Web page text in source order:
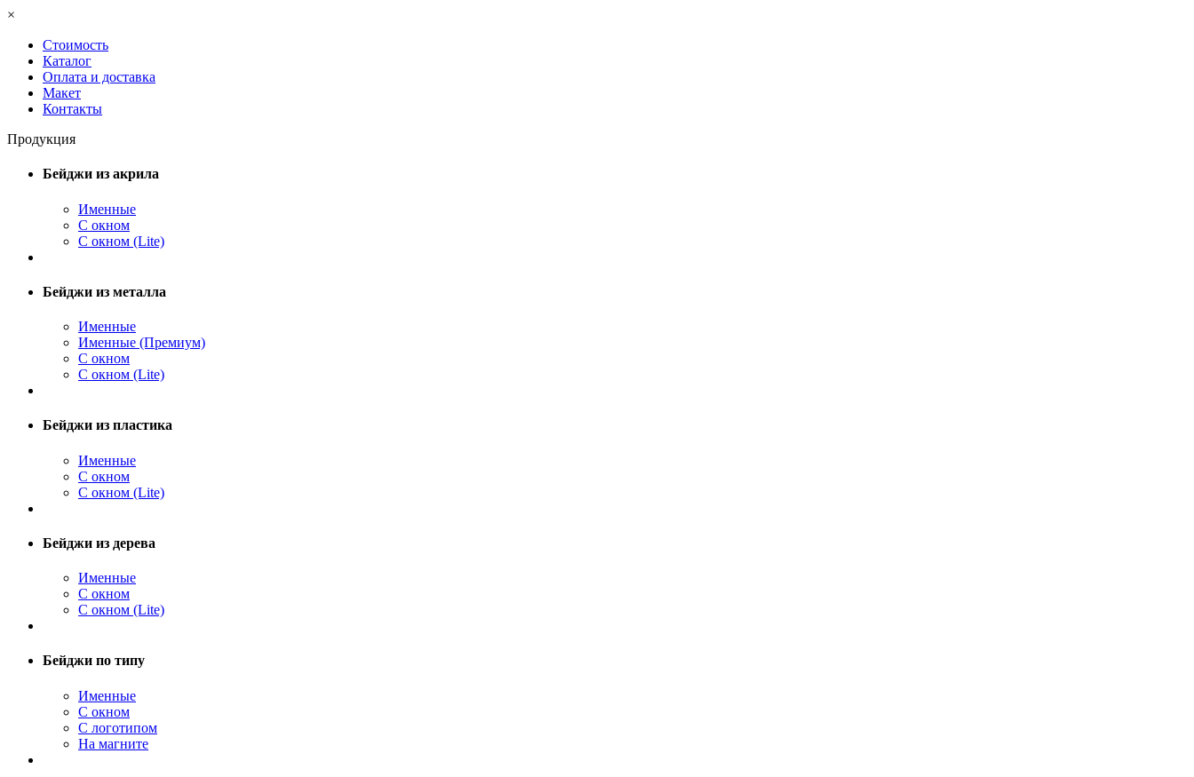
×
Стоимость
Каталог
Оплата и доставка
Макет
Контакты
Продукция
Бейджи из акрила
Именные
С окном
С окном (Lite)
Бейджи из металла
Именные
Именные (Премиум)
С окном
С окном (Lite)
Бейджи из пластика
Именные
С окном
С окном (Lite)
Бейджи из дерева
Именные
С окном
С окном (Lite)
Бейджи по типу
Именные
С окном
С логотипом
На магните